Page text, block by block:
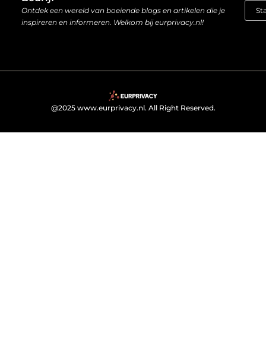
Ontdek een wereld van boeiende blogs en artikelen die je
inspireren en informeren. Welkom bij eurprivacy.nl!
@2025 www.eurprivacy.nl. All Right Reserved.